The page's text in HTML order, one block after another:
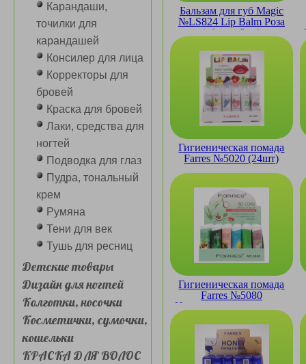
Карандаши,
точилки для
карандашей
Консилер для лица
Корректоры для
бровей
Краска для бровей
Лаки, средства для
ногтей
Подводка для глаз
Пудра, тональный
крем
Румяна
Тени для век
Тушь для ресниц
Детские товары
Дизайн для ногтей
Колготки, носочки
Косметички, сумочки,
кошельки
КРАСКА ДЛЯ ВОЛОС
Бальзам для губ Magic
№LS824 Lip Balm Роза
(сборка 6шт)
Гигиеническая помада
Farres №5020 (24шт)
Гигиеническая помада
Farres №5080
Натуральные экстракты